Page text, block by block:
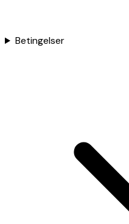
Betingelser